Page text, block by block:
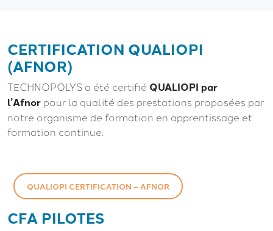
CERTIFICATION QUALIOPI
(AFNOR)
TECHNOPOLYS a été certifié QUALIOPI par
l’Afnor pour la qualité des prestations proposées par
notre organisme de formation en apprentissage et
formation continue.
QUALIOPI CERTIFICATION – AFNOR
CFA PILOTES